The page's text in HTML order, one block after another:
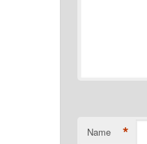
Name *